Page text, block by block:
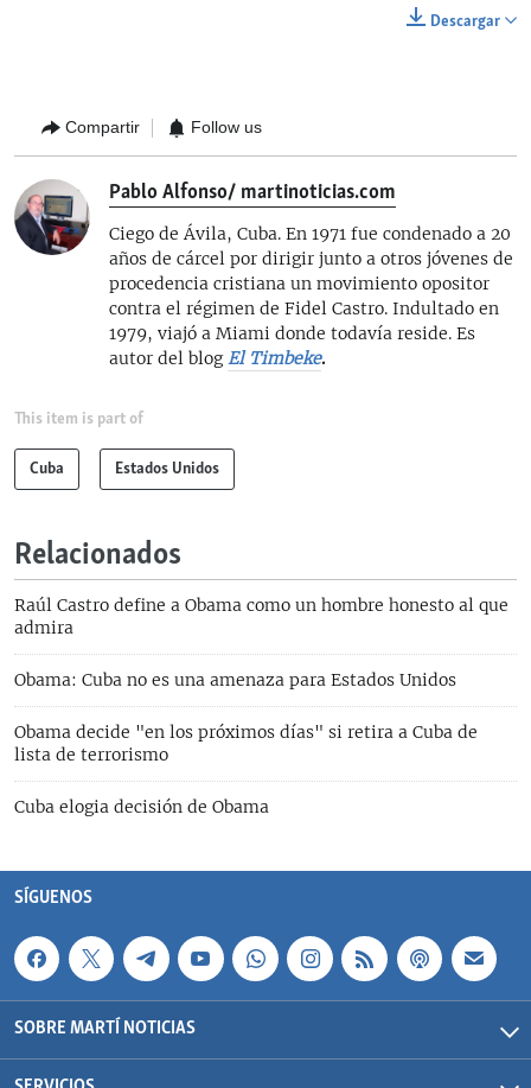
Descargar
Compartir Follow us
Pablo Alfonso/ martinoticias.com
Ciego de Ávila, Cuba. En 1971 fue condenado a 20
años de cárcel por dirigir junto a otros jóvenes de
procedencia cristiana un movimiento opositor
contra el régimen de Fidel Castro. Indultado en
1979, viajó a Miami donde todavía reside. Es
autor del blogEl Timbeke.
This item is part of
Cuba Estados Unidos
Relacionados
Raúl Castro define a Obama como un hombre honesto al que
admira
Obama: Cuba no es una amenaza para Estados Unidos
Obama decide "en los próximos días" si retira a Cuba de
lista de terrorismo
Cuba elogia decisión de Obama
SÍGUENOS
SOBRE MARTÍ NOTICIAS